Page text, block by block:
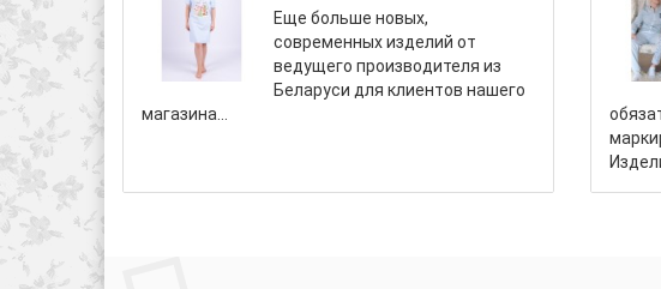
Еще больше новых,
современных изделий от
ведущего производителя из
Беларуси для клиентов нашего
магазина...